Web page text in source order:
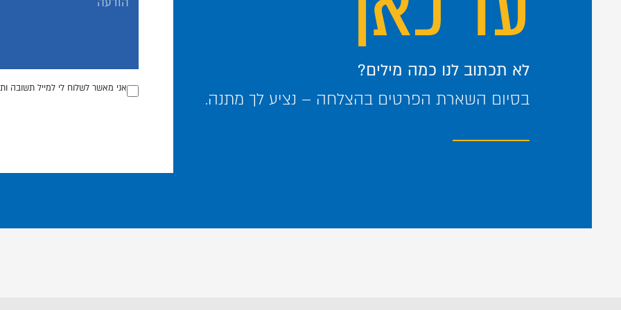
לא תכתוב לנו כמה מילים?
בסיום השארת הפרטים בהצלחה – נציע לך מתנה.
אני מאשר לשלוח לי למייל תשובה